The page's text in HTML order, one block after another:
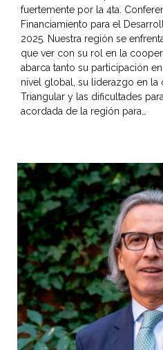
fuertemente por la 4ta.
Financiamiento para el
2025. Nuestra región se
que ver con su rol en la
abarca tanto su participación
nivel global, su liderazgo en la
Triangular y las dificultades
acordada de la región para…
La cooperación académica